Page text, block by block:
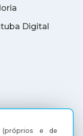
(próprios e de
Digital